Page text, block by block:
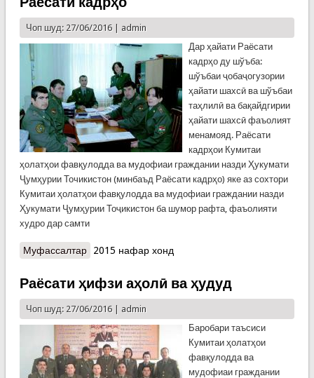
Чоп шуд: 27/06/2016 | admin
Дар ҳайати Раёсати
кадрҳо ду шўъба:
шўъбаи ҷобаҷогузории
ҳайати шахсӣ ва шўъбаи
таҳлилӣ ва бақайдгирии
ҳайати шахсӣ фаъолият
менамояд. Раёсати
кадрҳои Кумитаи
ҳолатҳои фавқулодда ва мудофиаи граждании назди Ҳукумати
Ҷумҳурии Точикистон (минбаъд Раёсати кадрҳо) яке аз сохтори
Кумитаи ҳолатҳои фавқулодда ва мудофиаи граждании назди
Ҳукумати Ҷумҳурии Тоҷикистон ба шумор рафта, фаъолияти
худро дар самти
Муфассалтаро Раёсати кадрҳо
2015 нафар хонд
Раёсати ҳифзи аҳолӣ ва ҳудуд
Чоп шуд: 27/06/2016 | admin
Баробари таъсиси
Кумитаи ҳолатҳои
фавқулодда ва
мудофиаи граждании